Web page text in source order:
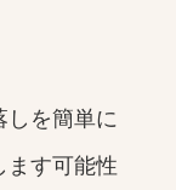
しを簡単に
ます可能性